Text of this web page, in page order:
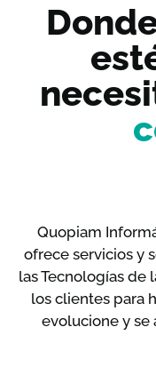
Quopiam
ofrece servicios y
las Tecnologías de
los clientes para
evolucione y se